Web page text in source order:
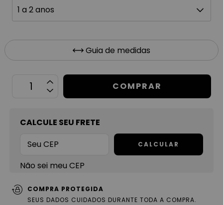
Guia de medidas
OPÇÕES DE FRETE
CALCULE SEU FRETE
CALCULAR
Não sei meu CEP
COMPRA PROTEGIDA
SEUS DADOS CUIDADOS DURANTE TODA A COMPRA.